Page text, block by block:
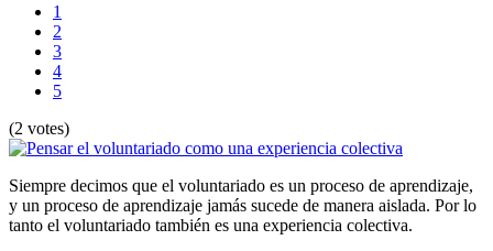
1
2
3
4
5
(2 votes)
Siempre decimos que el voluntariado es un proceso de aprendizaje,
y un proceso de aprendizaje jamás sucede de manera aislada. Por lo
tanto el voluntariado también es una experiencia colectiva.